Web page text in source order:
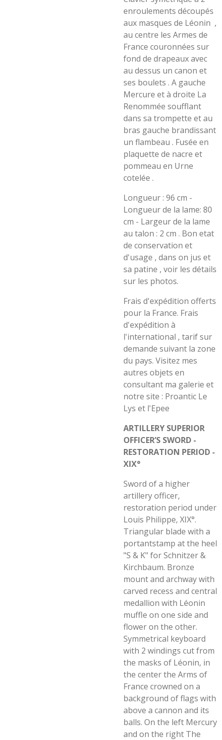
enroulements découpés
aux masques de Léonin ,
au centre les Armes de
France couronnées sur
fond de drapeaux avec
au dessus un canon et
ses boulets . A gauche
Mercure et à droite La
Renommée soufflant
dans sa trompette et au
bras gauche brandissant
un flambeau . Fusée en
plaquette de nacre et
pommeau en Urne
cotelée .
Longueur : 96 cm -
Longueur de la lame: 80
cm - Largeur de la lame
au talon : 2 cm . Bon etat
de conservation et
d'usage , dans on jus et
sa patine , voir les détails
sur les photos.
Frais d'expédition offerts
pour la France. Frais
d'expédition à
l'international , tarif sur
demande suivant la zone
du pays. Visitez mes
autres objets en
consultant ma galerie et
notre site : Proantic Le
Lys et l'Epee
ARTILLERY SUPERIOR
OFFICER’S SWORD -
RESTORATION PERIOD -
XIX°
Sword of a higher
artillery officer,
restoration period under
Louis Philippe, XIX°.
Triangular blade with a
portantstamp at the heel
"S & K" for Schnitzer &
Kirchbaum. Bronze
mount and archway with
carved recess and central
medallion with Léonin
muffle on one side and
flower on the other.
Symmetrical keyboard
with 2 windings cut from
the masks of Léonin, in
the center the Arms of
France crowned on a
background of flags with
above a cannon and its
balls. On the left Mercury
and on the right The